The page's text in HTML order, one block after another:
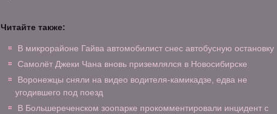
Читайте также:
В микрорайоне Гайва автомобилист снес автобусную остановку
Самолёт Джеки Чана вновь приземлялся в Новосибирске
Воронежцы сняли на видео водителя-камикадзе, едва не
угодившего под поезд
В Большереченском зоопарке прокомментировали инцидент с